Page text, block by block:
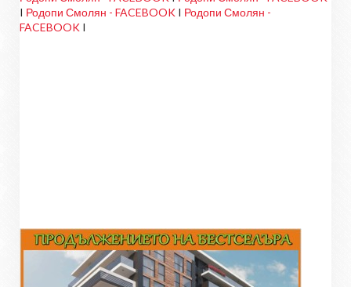
I Родопи Смолян - FACEBOOK I Родопи Смолян -
FACEBOOK I